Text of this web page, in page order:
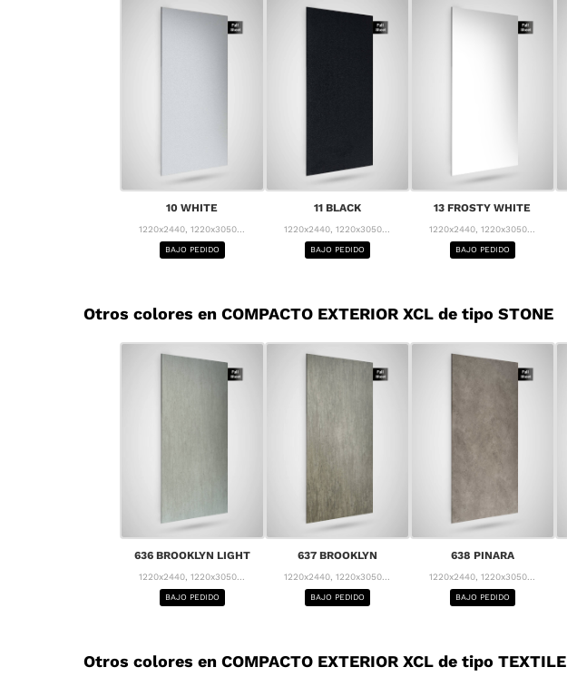
10 WHITE
1220x2440, 1220x3050...
BAJO PEDIDO
11 BLACK
1220x2440, 1220x3050...
BAJO PEDIDO
13 FROSTY WHITE
1220x2440, 1220x3050...
BAJO PEDIDO
Otros colores en COMPACTO EXTERIOR XCL de tipo STONE
636 BROOKLYN LIGHT
1220x2440, 1220x3050...
BAJO PEDIDO
637 BROOKLYN
1220x2440, 1220x3050...
BAJO PEDIDO
638 PINARA
1220x2440, 1220x3050...
BAJO PEDIDO
Otros colores en COMPACTO EXTERIOR XCL de tipo TEXTILE